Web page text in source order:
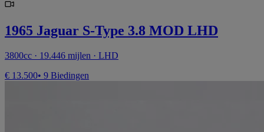
1965 Jaguar S-Type 3.8 MOD LHD
3800cc · 19.446 mijlen · LHD
€ 13.500• 9 Biedingen